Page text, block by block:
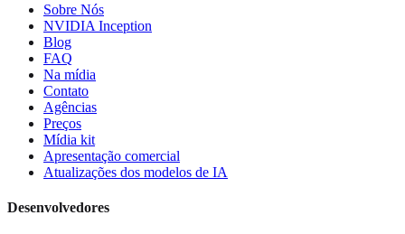
Sobre Nós
NVIDIA Inception
Blog
FAQ
Na mídia
Contato
Agências
Preços
Mídia kit
Apresentação comercial
Atualizações dos modelos de IA
Desenvolvedores